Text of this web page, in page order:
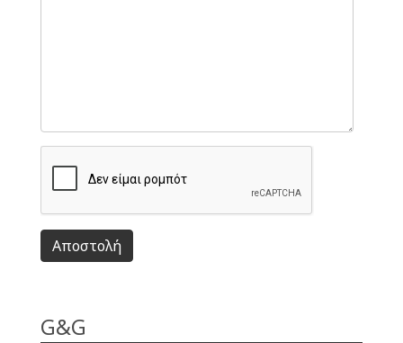
Αποστολή
G&G